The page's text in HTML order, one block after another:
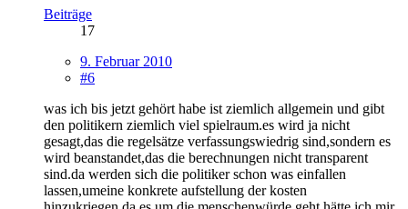
Beiträge
17
9. Februar 2010
#6
was ich bis jetzt gehört habe ist ziemlich allgemein und gibt
den politikern ziemlich viel spielraum.es wird ja nicht
gesagt,das die regelsätze verfassungswiedrig sind,sondern es
wird beanstandet,das die berechnungen nicht transparent
sind.da werden sich die politiker schon was einfallen
lassen,umeine konkrete aufstellung der kosten